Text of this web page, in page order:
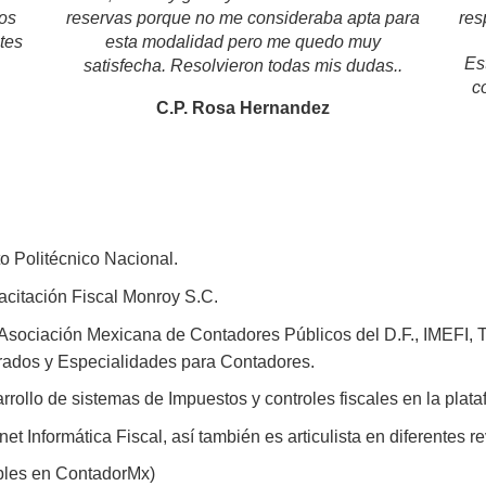
reservas porque no me consideraba apta para
esta modalidad pero me quedo muy
satisfecha. Resolvieron todas mis dudas..
C.P. Rosa Hernandez
Politécnico Nacional.
Fiscal Monroy S.C.
Mexicana de Contadores Públicos del D.F., IMEFI,
y Especialidades para Contadores.
de sistemas de Impuestos y controles fiscales en la
Informática Fiscal, así también es articulista en diferentes
en ContadorMx)